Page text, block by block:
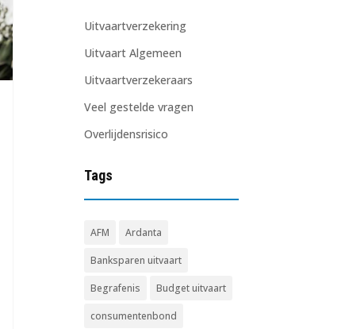
Uitvaartverzekering
Uitvaart Algemeen
Uitvaartverzekeraars
Veel gestelde vragen
Overlijdensrisico
Tags
AFM Ardanta
Banksparen uitvaart
Begrafenis Budget uitvaart
consumentenbond